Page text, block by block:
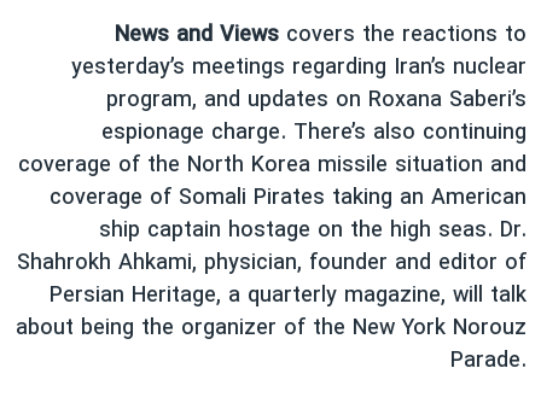
فرهنگ و زندگی
حقوق شهروندی
اقتصادی
علم و فناوری
اسرائیل در جنگ
گالری عکس
آرشیو پخش زنده
مستندها
انتخابات ریاست جمهوری آمریکا ۲۰۲۴
حمله جمهوری اسلامی به اسرائیل
رمز مهسا
ورزش زنان در ایران
اعتراضات زن، زندگی، آزادی
مجموعه مستندهای دادخواهی
تریبونال مردمی آبان ۹۸
دادگاه حمید نوری
دنبال کنید
زبانهای مختلف
News and Views covers the reactions to
yesterday’s meetings regarding Iran’s nuclear
program, and updates on Roxana Saberi’s
espionage charge. There’s also continuing
coverage of the North Korea missile situation and
coverage of Somali Pirates taking an American
ship captain hostage on the high seas. Dr.
Shahrokh Ahkami, physician, founder and editor of
Persian Heritage, a quarterly magazine, will talk
about being the organizer of the New York Norouz
Parade.